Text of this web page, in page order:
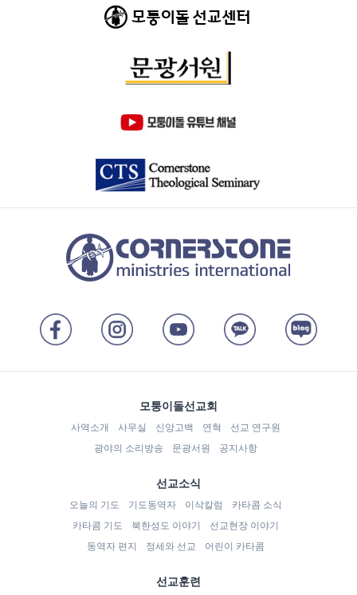
모퉁이돌선교회
사역소개 사무실 신앙고백 연혁
선교 연구원
광야의 소리방송
문광서원 공지사항
선교소식
오늘의 기도 기도동역자 이삭칼럼
카타콤 소식
카타콤 기도
북한성도 이야기
선교현장 이야기
동역자 편지
정세와 선교 어린이 카타콤
선교훈련